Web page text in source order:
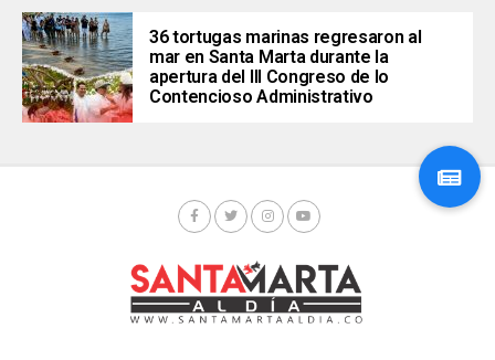
36 tortugas marinas regresaron al
mar en Santa Marta durante la
apertura del III Congreso de lo
Contencioso Administrativo